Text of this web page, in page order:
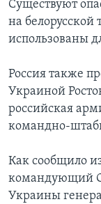
Существуют
на белорусской
использованы
Россия также
Украиной
российская
командно-
Как сообщило
командующий
Украины